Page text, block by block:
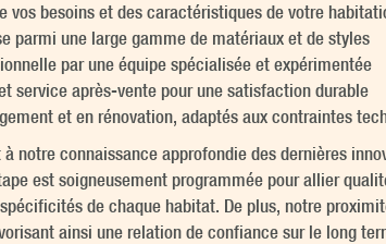
vos besoins et des caractéristiques de votre
parmi une large gamme de matériaux et de styles
par une équipe spécialisée et expérimentée
service après-vente pour une satisfaction durable
et en rénovation, adaptés aux contraintes
notre connaissance approfondie des dernières
est soigneusement programmée pour allier
de chaque habitat. De plus, notre
ainsi une relation de confiance sur le long